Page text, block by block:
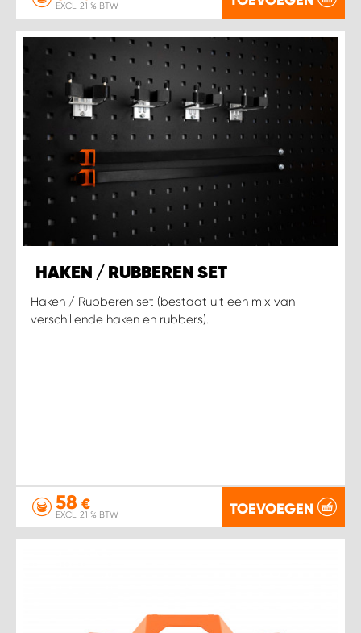
EXCL. 21 % BTW
HAKEN / RUBBEREN SET
Haken / Rubberen set (bestaat uit een mix van
verschillende haken en rubbers).
58 €
EXCL. 21 % BTW TOEVOEGEN